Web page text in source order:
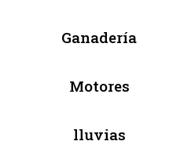
Ganadería
Motores
lluvias